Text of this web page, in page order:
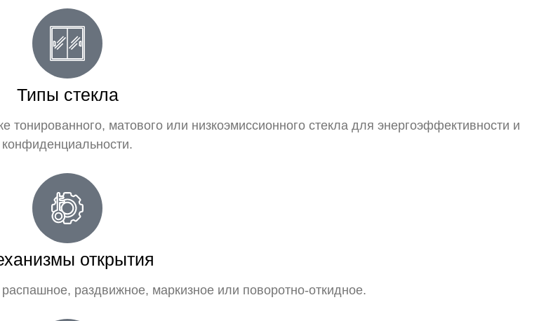
Типы стекла
тонированного, матового или низкоэмиссионного стекла для энергоэффективности и
конфиденциальности.
открытия
раздвижное, маркизное или поворотно-откидное.